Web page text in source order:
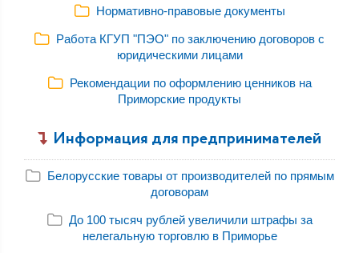
Нормативно-правовые документы
Работа КГУП "ПЭО" по заключению договоров с
юридическими лицами
Рекомендации по оформлению ценников на
Приморские продукты
Информация для предпринимателей
Белорусские товары от производителей по прямым
договорам
До 100 тысяч рублей увеличили штрафы за
нелегальную торговлю в Приморье